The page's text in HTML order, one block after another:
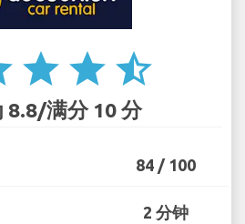
star star star_half
8.8/满分 10 分
84 / 100
2 分钟